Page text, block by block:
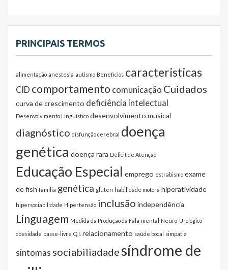
PRINCIPAIS TERMOS
alimentação anestesia autismo Benefícios caracteristicas
CID comportamento comunicação Cuidados
curva de crescimento deficiência intelectual
Desenvolvimento Linguístico desenvolvimento musical
diagnóstico disfunção cerebral doença
genética doença rara Déficit de Atenção
Educação Especial emprego estrabismo exame
de fish família genética gluten habilidade motora hiperatividade
hipersociabilidade Hipertensão inclusão independência
Linguagem Medida da Produção da Fala mental Neuro-Urológico
obesidade passe-livre Q.I. relacionamento saúde bocal simpatia
sintomas sociabiliadadesíndrome de